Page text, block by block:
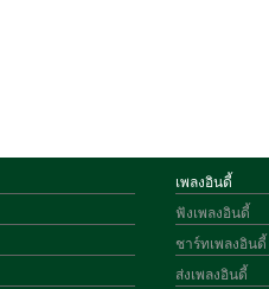
เพลงอินดี้
ฟังเพลงอินดี้
ชาร์ทเพลงอินดี้
ส่งเพลงอินดี้